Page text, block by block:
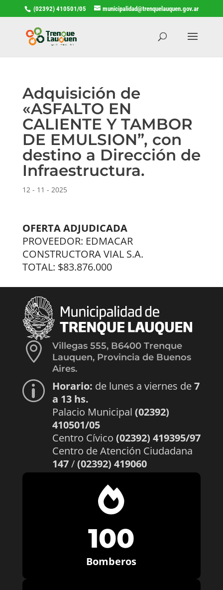
(02392) 410501/05 municipalidad@trenquelauquen.gov.ar
Adquisición de
«ASFALTO EN
CALIENTE Y TAMBOR
DE EMULSION”, con
destino a Dirección de
Infraestructura.
12 - 11 - 2025
OFERTA ADJUDICADA
PROVEEDOR: EDMACAR
CONSTRUCTORA VIAL S.A.
TOTAL: $83.876.000

Villegas 555, B6400 Trenque
Lauquen, Provincia de Buenos
Aires.
p Horario: de lunes a viernes de7
a 13 hs.
Palacio Municipal (02392)
410501/05
Centro Cívico (02392) 419395/97
Centro de Atención Ciudadana
147/(02392) 419060

100
Bomberos